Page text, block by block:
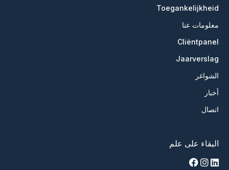
Toegankelijkheid
معلومات عنا
Cliëntpanel
Jaarverslag
الشواغر
أخبار
اتصال
البقاء على علم
linkedin
instagram
facebook